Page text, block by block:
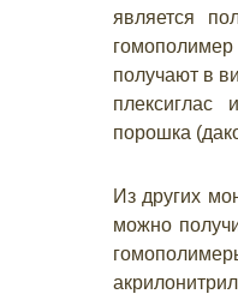
является
получают в
порошка
Из других
можно